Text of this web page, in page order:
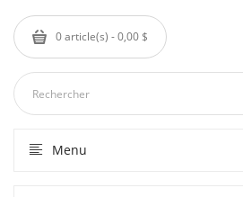
0 article(s) - 0,00 $
Menu